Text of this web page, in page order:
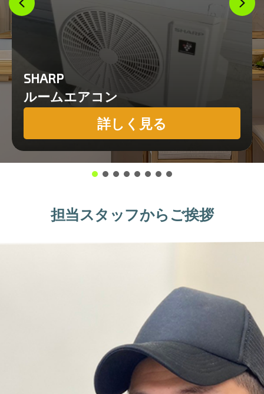
SHARP
ルームエアコン
詳しく見る
担当スタッフからご挨拶